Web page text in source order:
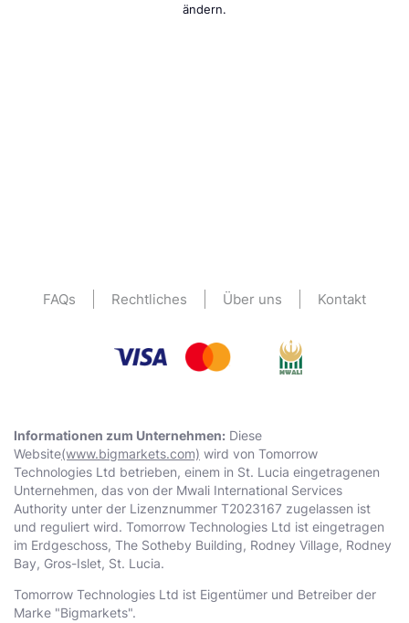
ändern.
FAQs Rechtliches Über uns Kontakt
Informationen zum Unternehmen: Diese
Website(www.bigmarkets.com) wird von Тоmоrrоw
Technologies Ltd betrieben, einem in St. Lucia eingetragenen
Unternehmen, das von der Mwali International Services
Authority unter der Lizenznummer T2023167 zugelassen ist
und reguliert wird. Тоmоrrоw Technologies Ltd ist eingetragen
im Erdgeschoss, The Sotheby Building, Rodney Village, Rodney
Bay, Gros-Islet, St. Lucia.
Тоmоrrоw Technologies Ltd ist Eigentümer und Betreiber der
Marke "Bigmarkets".